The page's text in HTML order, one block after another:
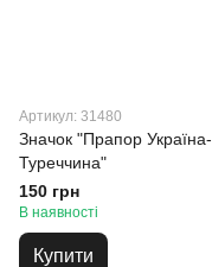
Артикул: 31480
Значок "Прапор Україна-
Туреччина"
150 грн
В наявності
Купити